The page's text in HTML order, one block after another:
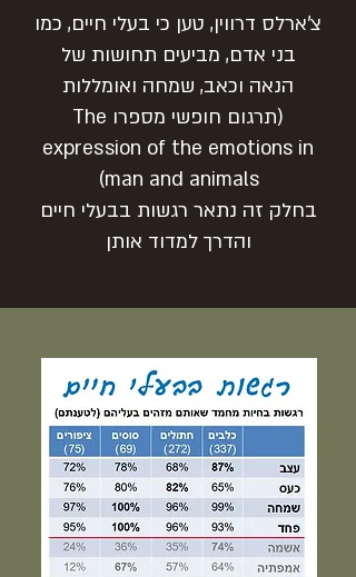
צ'ארלס דרווין, טען כי בעלי חיים, כמו
בני אדם, מביעים תחושות של
הנאה וכאב, שמחה ואומללות
(תרגום חופשי מספרו The
expression of the emotions in
man and animals)
בחלק זה נתאר רגשות בבעלי חיים
והדרך למדוד אותן